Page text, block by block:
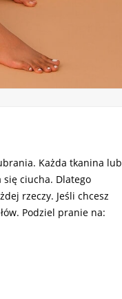
Każda tkanina lub
ciucha. Dlatego
rzeczy. Jeśli chcesz
Podziel pranie na: